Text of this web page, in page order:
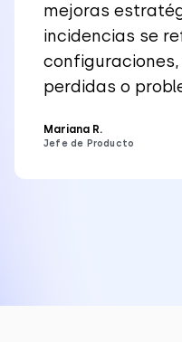
mejoras
incidencias se
perdidas o
Mariana R.
Jefe de Producto